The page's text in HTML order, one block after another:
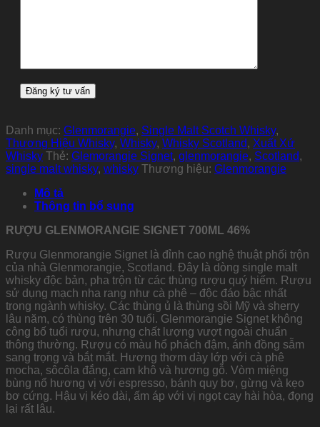
Danh mục: Glenmorangie, Single Malt Scotch Whisky,
Thương Hiệu Whisky, Whisky, Whisky Scotland, Xuất Xứ
Whisky
Thẻ: Glemorangie Signet, glenmorangie, Scotland,
single malt whisky, whisky Thương hiệu: Glenmorangie
Mô tả
Thông tin bổ sung
RƯỢU GLENMORANGIE SIGNET 700ML 46%
Rượu Glenmorangie Signet là đỉnh cao nghệ thuật phối trộn
của nhà Glenmorangie, Scotland. Đây là dòng single malt
whisky độc bản, pha trộn từ các thùng rượu quý hiếm. Rượu
sử dụng mạch nha rang như cà phê – độc đáo bậc nhất
trong ngành whisky. Các thùng ủ là thùng sồi Mỹ và sherry
lâu năm, có thùng trên 30 tuổi. Glenmorangie Signet không
công bố tuổi rượu, nhưng chất lượng vượt ngoài chuẩn
thông thường. Rượu có màu hổ phách đậm, ánh đồng sẫm
sang trọng và bắt mắt. Hương thơm dày lớp với cà phê
mocha, sôcôla đắng, cam khô và hương gỗ. Vòm miệng
bùng nổ hương vị với espresso, bánh quy bơ, gừng và kẹo
bơ cứng. Hậu vị kéo dài, ấm áp với vị ngọt cay hài hòa, đọng
lại rất lâu.